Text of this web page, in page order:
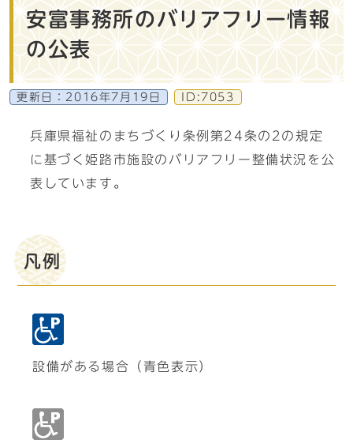
安富事務所のバリアフリー情報
の公表
更新日： 2016年7月19日 ID:7053
兵庫県福祉のまちづくり条例第24条の2の規定
に基づく姫路市施設のバリアフリー整備状況を公
表しています。
凡例
設備がある場合（青色表示）